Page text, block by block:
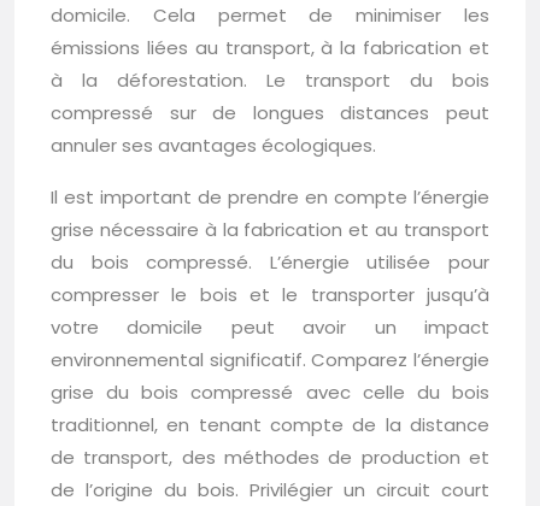
domicile. Cela permet de minimiser les
émissions liées au transport, à la fabrication et
à la déforestation. Le transport du bois
compressé sur de longues distances peut
annuler ses avantages écologiques.
Il est important de prendre en compte l’énergie
grise nécessaire à la fabrication et au transport
du bois compressé. L’énergie utilisée pour
compresser le bois et le transporter jusqu’à
votre domicile peut avoir un impact
environnemental significatif. Comparez l’énergie
grise du bois compressé avec celle du bois
traditionnel, en tenant compte de la distance
de transport, des méthodes de production et
de l’origine du bois. Privilégier un circuit court